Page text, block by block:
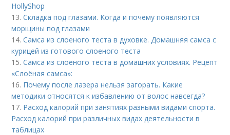
HollyShop
13.Складка под глазами. Когда и почему появляются
морщины под глазами
14.Самса из слоеного теста в духовке. Домашняя самса с
курицей из готового слоеного теста
15.Самса из слоеного теста в домашних условиях. Рецепт
«Слоёная самса»:
16. Почему после лазера нельзя загорать. Какие
методики относятся к избавлению от волос навсегда?
17. Расход калорий при занятиях разными видами спорта.
Расход калорий при различных видах деятельности в
таблицах